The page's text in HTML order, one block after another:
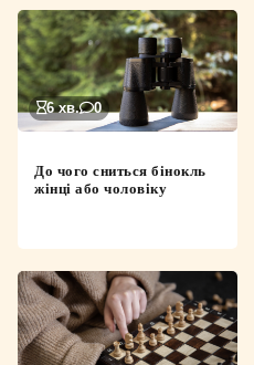
6 хв. 0
До чого сниться бінокль
жінці або чоловіку